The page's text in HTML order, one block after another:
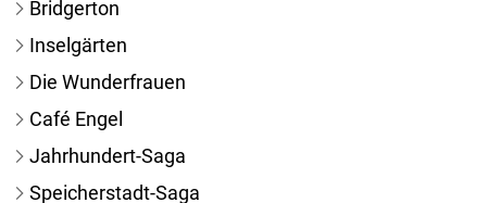
Bridgerton
Inselgärten
Die Wunderfrauen
Café Engel
Jahrhundert-Saga
Speicherstadt-Saga